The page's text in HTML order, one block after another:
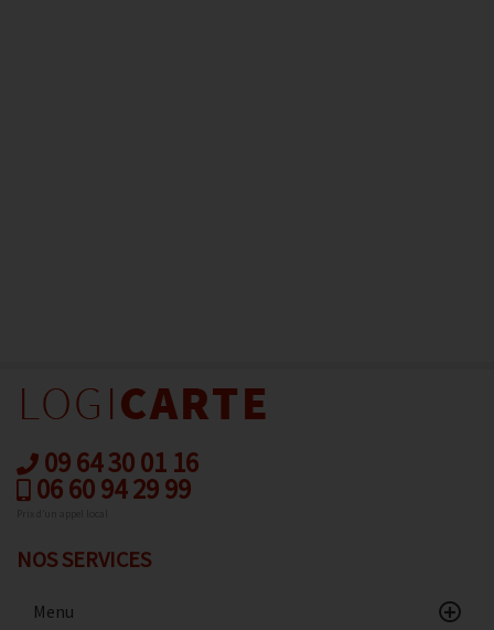
09 64 30 01 16
06 60 94 29 99
NOS SERVICES
Menu